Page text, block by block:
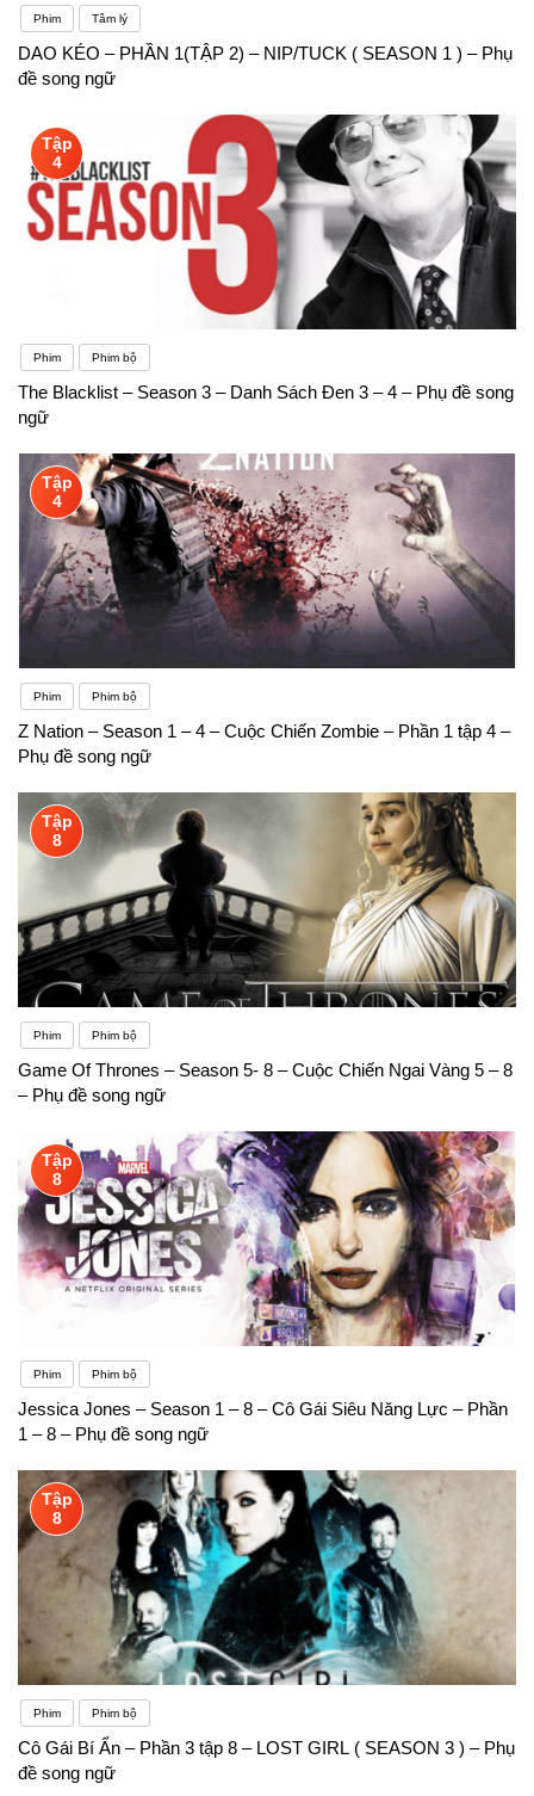
Phim Tâm lý
DAO KÉO – PHẦN 1(TẬP 2) – NIP/TUCK ( SEASON 1 ) – Phụ
đề song ngữ
Tập
4
Phim Phim bộ
The Blacklist – Season 3 – Danh Sách Đen 3 – 4 – Phụ đề song
ngữ
Tập
4
Phim Phim bộ
Z Nation – Season 1 – 4 – Cuộc Chiến Zombie – Phần 1 tập 4 –
Phụ đề song ngữ
Tập
8
Phim Phim bộ
Game Of Thrones – Season 5- 8 – Cuộc Chiến Ngai Vàng 5 – 8
– Phụ đề song ngữ
Tập
8
Phim Phim bộ
Jessica Jones – Season 1 – 8 – Cô Gái Siêu Năng Lực – Phần
1 – 8 – Phụ đề song ngữ
Tập
8
Phim Phim bộ
Cô Gái Bí Ẩn – Phần 3 tập 8 – LOST GIRL ( SEASON 3 ) – Phụ
đề song ngữ